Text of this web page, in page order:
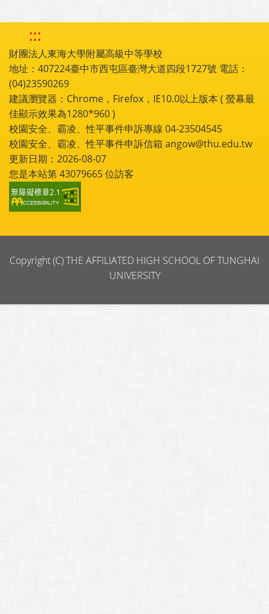
:::
財團法人東海大學附屬高級中等學校
地址：407224臺中市西屯區臺灣大道四段1727號 電話：
(04)23590269
建議瀏覽器：Chrome，Firefox，IE10.0以上版本 ( 螢幕最
佳顯示效果為1280*960 )
校園安全、霸凌、性平事件申訴專線 04-23504545
校園安全、霸凌、性平事件申訴信箱 angow@thu.edu.tw
更新日期：2026-08-07
您是本站第43079665位訪客
Copyright (C) THE AFFILIATED HIGH SCHOOL OF TUNGHAI
UNIVERSITY